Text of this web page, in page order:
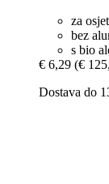
za
bez
s bio
€ 6,29 (€
Dostava do